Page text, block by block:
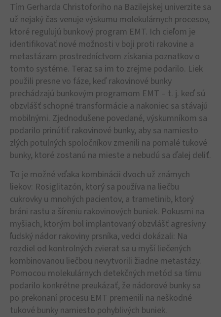
Tím Gerharda Christoforiho na Bazilejskej univerzite sa
už nejaký čas venuje výskumu molekulárnych procesov,
ktoré regulujú bunkový program EMT. Ich cieľom je
identifikovať nové možnosti v boji proti rakovine a
metastázam prostredníctvom získania poznatkov o
tomto systéme. Teraz sa im to zrejme podarilo. Liek
použili presne vo fáze, keď rakovinové bunky
prechádzajú bunkovým programom EMT – t. j. keď sú
obzvlášť schopné transformácie a nakoniec sa stávajú
mobilnými. Zjednodušene povedané, výskumníkom sa
podarilo prinútiť rakovinové bunky, aby sa namiesto
zlých potulných spoločníkov zmenili na pomalé tukové
bunky, ktoré zostanú na mieste a nebudú sa ďalej deliť.
To je možné vďaka kombinácii dvoch už známych
liekov: Rosiglitazón, ktorý sa používa na liečbu
cukrovky u mnohých pacientov, a trametinib, ktorý
bráni rastu a šíreniu rakovinových buniek. Pokusmi na
myšiach, ktorým bol implantovaný obzvlášť agresívny
ľudský nádor rakoviny prsníka, vedci dokázali: Na
rozdiel od kontrolných zvierat sa u myší liečených
kombinovanou liečbou nevytvorili žiadne metastázy.
Pomocou molekulárnych detekčných metód sa tímu
podarilo konkrétne preukázať, že nádorové bunky sa
po prekonaní procesu EMT premenili na neškodné
tukové bunky namiesto pohyblivých buniek.